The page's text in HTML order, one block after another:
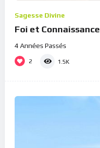
Sagesse Divine
Foi et Connaissance
4 Années Passés
2 1.5K